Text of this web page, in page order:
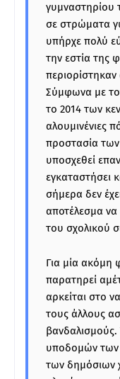
γυμναστηρίου
σε στρώματα
υπήρχε πολύ
την εστία της
Σύμφωνα με
το 2014 των
αλουμινένιες
προστασία
υποσχεθεί
εγκαταστήσει
σήμερα δεν
αποτέλεσμα
του σχολικού
Για μία ακόμη
παρατηρεί
αρκείται στο
τους άλλους
υποδομών των
των δημόσιων